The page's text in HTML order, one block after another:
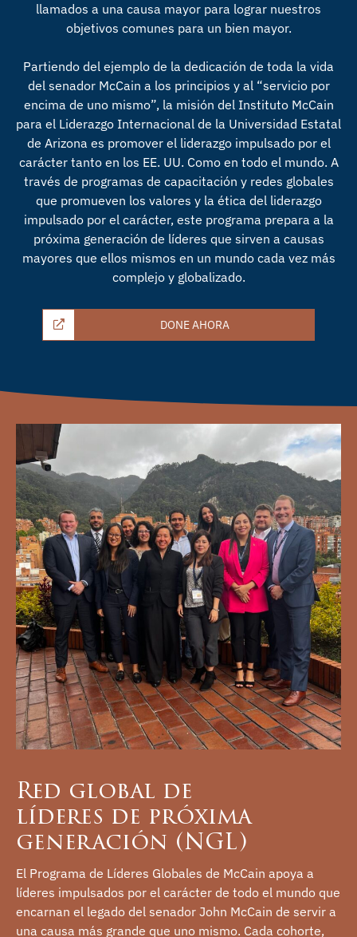
llamados a una causa mayor para lograr nuestros
objetivos comunes para un bien mayor.
Partiendo del ejemplo de la dedicación de toda la vida
del senador McCain a los principios y al “servicio por
encima de uno mismo”, la misión del Instituto McCain
para el Liderazgo Internacional de la Universidad Estatal
de Arizona es promover el liderazgo impulsado por el
carácter tanto en los EE. UU. Como en todo el mundo. A
través de programas de capacitación y redes globales
que promueven los valores y la ética del liderazgo
impulsado por el carácter, este programa prepara a la
próxima generación de líderes que sirven a causas
mayores que ellos mismos en un mundo cada vez más
complejo y globalizado.
DONE AHORA
Red global de
líderes de próxima
generación (NGL)
El Programa de Líderes Globales de McCain apoya a
líderes impulsados por el carácter de todo el mundo que
encarnan el legado del senador John McCain de servir a
una causa más grande que uno mismo. Cada cohorte,